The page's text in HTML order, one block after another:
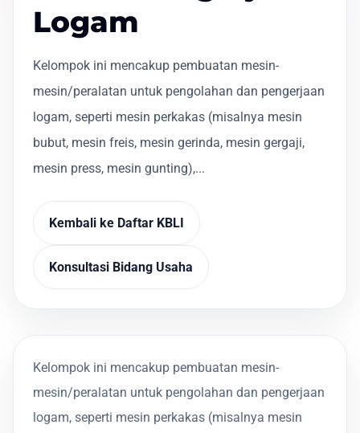
Logam
Kelompok ini mencakup pembuatan mesin-
mesin/peralatan untuk pengolahan dan pengerjaan
logam, seperti mesin perkakas (misalnya mesin
bubut, mesin freis, mesin gerinda, mesin gergaji,
mesin press, mesin gunting),...
Kembali ke Daftar KBLI
Konsultasi Bidang Usaha
Kelompok ini mencakup pembuatan mesin-
mesin/peralatan untuk pengolahan dan pengerjaan
logam, seperti mesin perkakas (misalnya mesin